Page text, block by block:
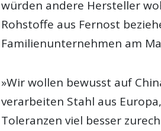
würden andere Hersteller
Rohstoffe aus Fernost
Familienunternehmen am
»Wir wollen bewusst auf
verarbeiten Stahl aus
Toleranzen viel besser